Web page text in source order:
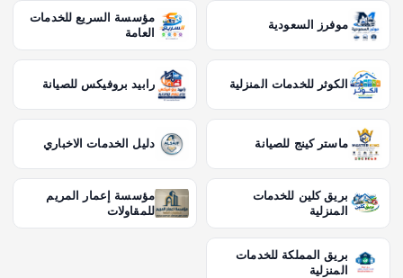
موفرز السعودية
مؤسسة السريع للخدمات
العامة
الكوثر للخدمات المنزلية رابيد بروفيكس للصيانة
ماستر كينج للصيانة دليل الخدمات الاخباري
بريق كلين للخدمات
المنزلية
مؤسسة إعمار المريم
للمقاولات
بريق المملكة للخدمات
المنزلية